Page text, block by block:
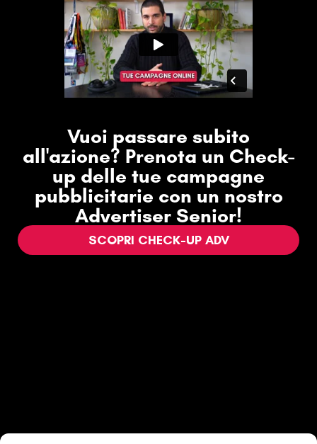
Vuoi passare subito
all'azione? Prenota un Check-
up delle tue campagne
pubblicitarie con un nostro
Advertiser Senior!
SCOPRI CHECK-UP ADV